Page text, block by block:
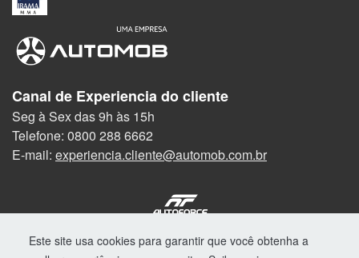
Este site usa cookies para garantir que você obtenha a
Canal de Experiencia do cliente
Seg à Sex das 9h às 15h
Telefone: 0800 288 6662
E-mail: experiencia.cliente@automob.com.br
AutoForce - Todos os direitos reservados.